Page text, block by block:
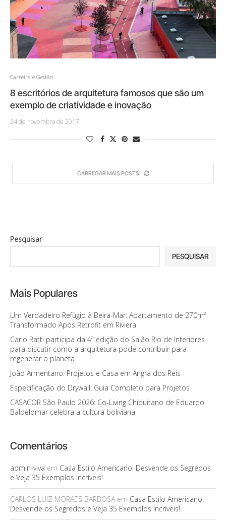
Carreira e Gestão
8 escritórios de arquitetura famosos que são um
exemplo de criatividade e inovação
24 de novembro de 2017
CARREGAR MAIS POSTS
Pesquisar
PESQUISAR
Mais Populares
Um Verdadeiro Refúgio à Beira-Mar: Apartamento de 270m²
Transformado Após Retrofit em Riviera
Carlo Ratti participa da 4ª edição do Salão Rio de Interiores
para discutir como a arquitetura pode contribuir para
regenerar o planeta
João Armentano: Projetos e Casa em Angra dos Reis
Especificação do Drywall: Guia Completo para Projetos
CASACOR São Paulo 2026: Co-Living Chiquitano de Eduardo
Baldelomar celebra a cultura boliviana
Comentários
admin-viva em Casa Estilo Americano: Desvende os Segredos
e Veja 35 Exemplos Incríveis!
CARLOS LUIZ MORAES BARBOSAem Casa Estilo Americano:
Desvende os Segredos e Veja 35 Exemplos Incríveis!